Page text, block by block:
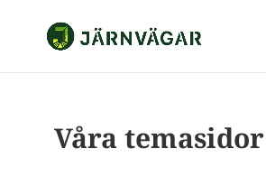
Våra temasidor